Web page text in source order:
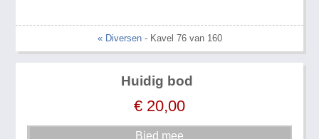
« Diversen- Kavel 76 van 160
Huidig bod
€ 20,00